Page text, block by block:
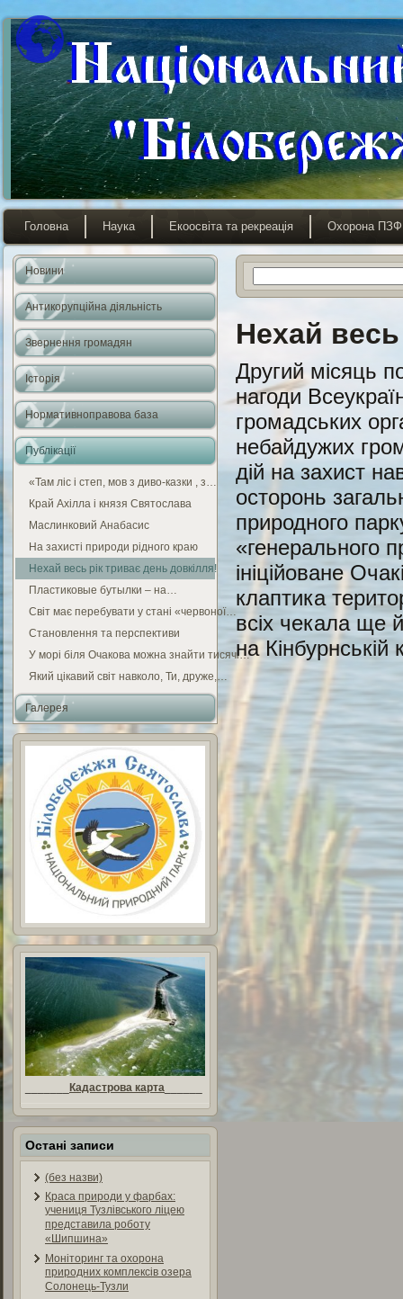
Головна Наука Екоосвіта та рекреація Охорона ПЗФ
Новини
Антикорупційна діяльність
Звернення громадян
Історія
Нормативноправова база
Публікації
«Там ліс і степ, мов з диво-казки , з…
Край Ахілла і князя Святослава
Маслинковий Анабасис
На захисті природи рідного краю
Нехай весь рік триває день довкілля!
Пластиковые бутылки – на…
Світ має перебувати у стані «червоної…
Становлення та перспективи
У морі біля Очакова можна знайти тисячі…
Який цікавий світ навколо, Ти, друже,…
Галерея
Кадастрова карта
Остані записи
(без назви)
Краса природи у фарбах:
учениця Тузлівського ліцею
представила роботу
«Шипшина»
Моніторинг та охорона
природних комплексів озера
Солонець-Тузли
Нехай
Другий місяць
нагоди
громадських
небайдужих
дій на захист
осторонь
природного
«генерального
ініційоване
клаптика
всіх чекала ще
на Кінбурнській